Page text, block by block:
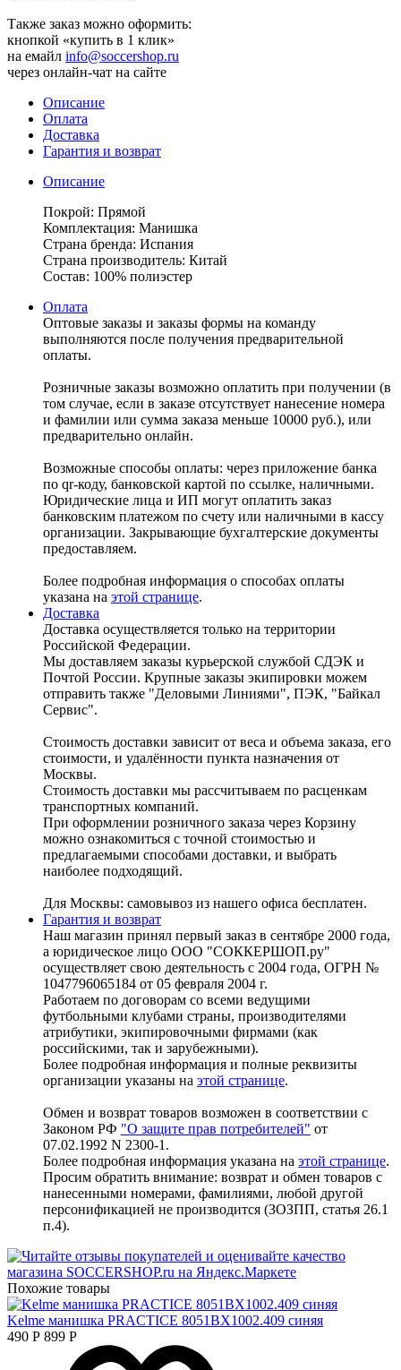
Также заказ можно оформить:
кнопкой «купить в 1 клик»
на емайл info@soccershop.ru
через онлайн-чат на сайте
Описание
Оплата
Доставка
Гарантия и возврат
Описание
Покрой: Прямой
Комплектация: Манишка
Страна бренда: Испания
Страна производитель: Китай
Состав: 100% полиэстер
Оплата
Оптовые заказы и заказы формы на команду
выполняются после получения предварительной
оплаты.
Розничные заказы возможно оплатить при получении (в
том случае, если в заказе отсутствует нанесение номера
и фамилии или сумма заказа меньше 10000 руб.), или
предварительно онлайн.
Возможные способы оплаты: через приложение банка
по qr-коду, банковской картой по ссылке, наличными.
Юридические лица и ИП могут оплатить заказ
банковским платежом по счету или наличными в кассу
организации. Закрывающие бухгалтерские документы
предоставляем.
Более подробная информация о способах оплаты
указана на этой странице.
Доставка
Доставка осуществляется только на территории
Российской Федерации.
Мы доставляем заказы курьерской службой СДЭК и
Почтой России. Крупные заказы экипировки можем
отправить также "Деловыми Линиями", ПЭК, "Байкал
Сервис".
Стоимость доставки зависит от веса и объема заказа, его
стоимости, и удалённости пункта назначения от
Москвы.
Стоимость доставки мы рассчитываем по расценкам
транспортных компаний.
При оформлении розничного заказа через Корзину
можно ознакомиться с точной стоимостью и
предлагаемыми способами доставки, и выбрать
наиболее подходящий.
Для Москвы: самовывоз из нашего офиса бесплатен.
Гарантия и возврат
Наш магазин принял первый заказ в сентябре 2000 года,
а юридическое лицо ООО "СОККЕРШОП.ру"
осуществляет свою деятельность с 2004 года, ОГРН №
1047796065184 от 05 февраля 2004 г.
Работаем по договорам со всеми ведущими
футбольными клубами страны, производителями
атрибутики, экипировочными фирмами (как
российскими, так и зарубежными).
Более подробная информация и полные реквизиты
организации указаны на этой странице.
Обмен и возврат товаров возможен в соответствии с
Законом РФ "О защите прав потребителей" от
07.02.1992 N 2300-1.
Более подробная информация указана на этой странице.
Просим обратить внимание: возврат и обмен товаров с
нанесенными номерами, фамилиями, любой другой
персонификацией не производится (ЗОЗПП, статья 26.1
п.4).
Похожие товары
Kelme манишка PRACTICE 8051BX1002.409 синяя
490 Р 899 Р